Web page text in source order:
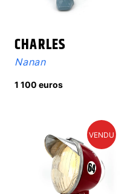
CHARLES
Nanan
1 100 euros
VENDU